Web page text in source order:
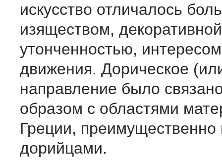
искусство отличалось
изяществом, декоративной
утонченностью,
движения. Дорическое
направление было
образом с областями
Греции, преимущественно
дорийцами.